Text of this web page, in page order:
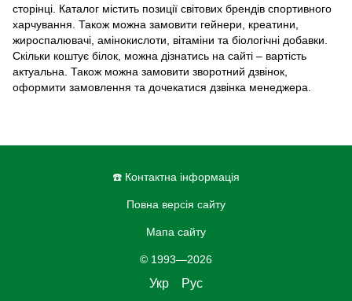
сторінці. Каталог містить позиції світових брендів спортивного
харчування. Також можна замовити гейнери, креатини,
жироспалювачі, амінокислоти, вітаміни та біологічні добавки.
Скільки коштує білок, можна дізнатись на сайті – вартість
актуальна. Також можна замовити зворотний дзвінок,
оформити замовлення та дочекатися дзвінка менеджера.
☎️ Контактна інформація
Повна версія сайту
Мапа сайту
© 1993—2026
Укр Рус